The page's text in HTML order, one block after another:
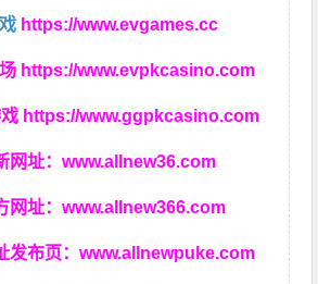
https://www.evgames.cc
https://www.evpkcasino.com
https://www.ggpkcasino.com
网址：www.allnew36.com
网址：www.allnew366.com
发布页：www.allnewpuke.com